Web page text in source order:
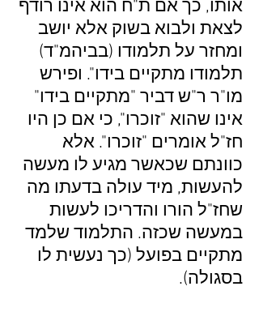
אותו, כך אם ת"ח הוא אינו רודף
לצאת ולבוא בשוק אלא יושב
ומחזר על תלמודו (בביהמ"ד)
תלמודו מתקיים בידו". ופירש
מו"ר ר"ש דביר "מתקיים בידו"
אינו שהוא "זוכרו", כי אם כן היו
חז"ל אומרים "זוכרו". אלא
כוונתם שכאשר מגיע לו מעשה
להעשות, מיד עולה בדעתו מה
שחז"ל הורו והדריכו לעשות
במעשה שכזה. התלמוד שלמד
מתקיים בפועל (כך נעשית לו
בסגולה).